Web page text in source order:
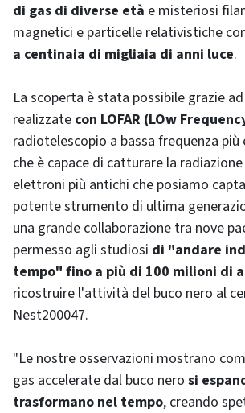
di gas di diverse età e misteriosi
magnetici e particelle relativistiche
a centinaia di migliaia di anni luce.
La scoperta è stata possibile grazie
realizzate con LOFAR (LOw
radiotelescopio a bassa frequenza
che è capace di catturare la
elettroni più antichi che posiamo
potente strumento di ultima
una grande collaborazione tra nove
permesso agli studiosi di "andare
tempo" fino a più di 100 milioni di
ricostruire l'attività del buco nero al
Nest200047.
"Le nostre osservazioni mostrano
gas accelerate dal buco nero si
trasformano nel tempo, creando